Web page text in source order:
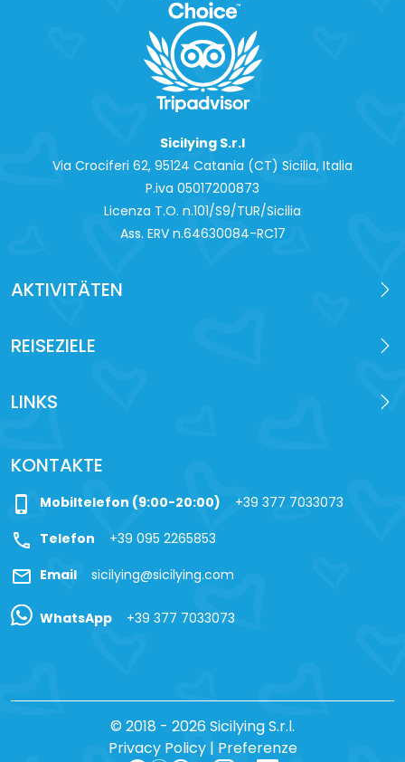
Sicilying S.r.l
Via Crociferi 62, 95124 Catania (CT) Sicilia, Italia
P.iva 0‍5017200873
Licenza T.O. n.101/S9/TUR/Sicilia
Ass. ERV n.64630084-RC17
AKTIVITÄTEN
REISEZIELE
LINKS
KONTAKTE
phone_iphone Mobiltelefon (9:00-20:00) +39 377 7033073
call Telefon +39 095 2265853
mail Email sicilying@sicilying.com
WhatsApp +39 377 7033073
© 2018 - 2026 Sicilying S.r.l.
Privacy Policy| Preferenze